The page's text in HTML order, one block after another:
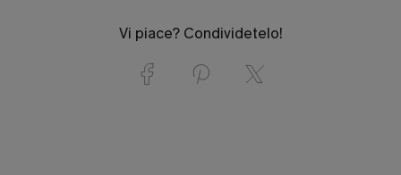
Vi piace? Condividetelo!